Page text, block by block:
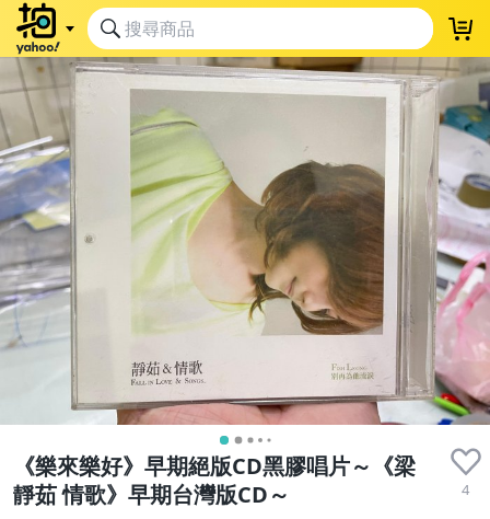
《樂來樂好》早期絕版CD黑膠唱片～《梁
靜茹 情歌》早期台灣版CD～
4